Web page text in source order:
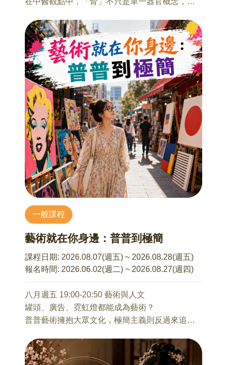
10/30 【邊陲作為一種前衛:英國當代藝術的社會
議題】
洪儀真 老師
英國青年藝術家(YBAs)在二十世紀末掀起當代藝
術的熱浪,成為眾所矚目的巨星焦點。然而 YBAs
的成員多屬於西方男性白人菁英、出自菁英藝術
學院。相對而言,同一時期的英國尚有許多非白
人、女性與其他種族身份的藝術家,深刻地以自身
認同孕育創作內涵,亦有出身英國本地卻對於己身
文化進行犀利的嘲諷與反思:例如女性藝術家露西‧
甘寧(Lucy Gunning)與馬克‧瓦林格(Mark
Wallinger),分別透過「馬」這一主題,解放女性、
檢討英國長期的種族主義。紀爾伯與喬治
(Gilbert&George)以及德瑞克‧賈門 (Derek
Jarman),則表達彼時面對愛滋病的社會恐慌中,同
志的身體如何遭受到歧視的集體審判; 巴勒斯坦裔
的夢娜‧哈透姆 (Mona Hatoum)採用日常用品的裝
置,打造具有危險性的屋舍,改寫人們對「家庭」的
既有期待,並透露因家鄉內戰而流離移居英國的不
當代藝術的社會發聲位置,讓曾經被噤聲的弱勢話
語,成為藝術的沃土養分,本講座將介紹這些原本位
處邊陲的非主流英國藝術家,如何透過切身的社會
俱寂,逐漸揚聲為社會共鳴,繼而影響二十世紀當代
藝術對於多元社會議題的普遍關懷。
9/11 何謂藝術？何謂藝術家？藝術在當代能幹
嘛？(中)
趙世琛 台藝大美術系助理教授
9/18 何謂藝術？何謂藝術家？藝術在當代能幹
嘛？(下)
趙世琛 台藝大美術系助理教授
本系列講座不接受當天報名
殖功能息息相關。
當腎氣不足、腎精虧損，身體可能會透過疲勞、
記憶力下降、筋骨退化、頻尿、精神不濟等訊號
提醒我們。
八月一起來學習熟齡養生之道。
8/7 腎氣初探：生命力的根本
許祐瑄 老師
1、中醫的「腎」是什麼？從生長、老化到生殖
2、腎精不足的早期訊號（疲勞、記憶、骨骼）
3、補腎第一步：飲食與作息的關鍵原則
8/14 從轉骨到熟齡：腎精與發育的關鍵
許祐瑄 老師
1、轉骨與腎精的關係
2、「轉骨概念」延伸到熟齡：預防骨鬆與退化
8/21 腎虛調理：體力、精神與功能維持
許祐瑄 老師
1、腎陽虛、腎陰虛、腎氣虛怎麼分？
2、常見補錯情況：為什麼越補越上火、越疲累
3、溫和安全的補腎茶飲與藥膳應用
許祐瑄 老師
1、中醫如何看「生殖與功能」：腎、肝、心的協
一般課程
藝術就在你身邊：普普到極簡
課程日期: 2026.08.07(週五) ~ 2026.08.28(週五)
報名時間: 2026.06.02(週二) ~ 2026.08.27(週四)
八月週五 19:00-20:50 藝術與人文
罐頭、廣告、霓虹燈都能成為藝術？
普普藝術擁抱大眾文化，極簡主義則反過來追求
本講座將從紐約城市景觀、建築與公共空間談
起，